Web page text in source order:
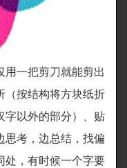
用一把剪刀就能剪出
（按结构将方块纸折
字以外的部分）、贴
思考，边总结，找偏
处，有时候一个字要